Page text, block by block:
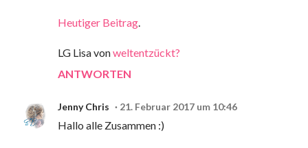
Heutiger Beitrag.
LG Lisa vonweltentzückt?
ANTWORTEN
Jenny Chris 21. Februar 2017 um 10:46
Hallo alle Zusammen :)